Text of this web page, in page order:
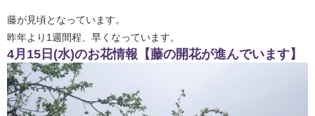
藤が見頃となっています。
昨年より1週間程、早くなっています。
4月15日(水)のお花情報【藤の開花が進んでいます】